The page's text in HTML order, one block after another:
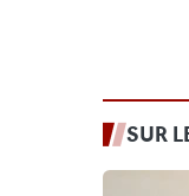
SUR